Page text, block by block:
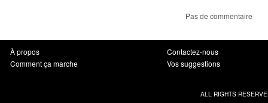
Pas de commentaire
À propos
Comment ça marche
Contactez-nous
Vos suggestions
ALL RIGHTS